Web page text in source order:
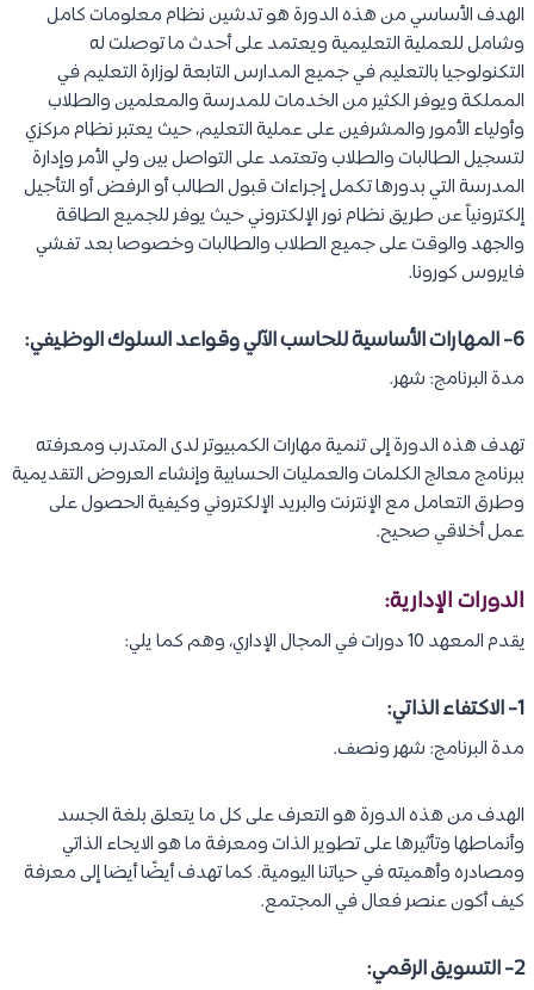
الهدف الأساسي من هذه الدورة هو تدشين نظام معلومات كامل
وشامل للعملية التعليمية ويعتمد على أحدث ما توصلت له
التكنولوجيا بالتعليم في جميع المدارس التابعة لوزارة التعليم في
المملكة ويوفر الكثير من الخدمات للمدرسة والمعلمين والطلاب
وأولياء الأمور والمشرفين على عملية التعليم، حيث يعتبر نظام مركزي
لتسجيل الطالبات والطلاب وتعتمد على التواصل بين ولي الأمر وإدارة
المدرسة التي بدورها تكمل إجراءات قبول الطالب أو الرفض أو التأجيل
إلكترونياً عن طريق نظام نور الإلكتروني حيث يوفر للجميع الطاقة
والجهد والوقت على جميع الطلاب والطالبات وخصوصا بعد تفشي
فايروس كورونا.
6- المهارات الأساسية للحاسب الآلي وقواعد السلوك الوظيفي:
مدة البرنامج: شهر.
تهدف هذه الدورة إلى تنمية مهارات الكمبيوتر لدى المتدرب ومعرفته
ببرنامج معالج الكلمات والعمليات الحسابية وإنشاء العروض التقديمية
وطرق التعامل مع الإنترنت والبريد الإلكتروني وكيفية الحصول على
عمل أخلاقي صحيح.
الدورات الإدارية:
يقدم المعهد 10 دورات في المجال الإداري، وهم كما يلي:
1- الاكتفاء الذاتي:
مدة البرنامج: شهر ونصف.
الهدف من هذه الدورة هو التعرف على كل ما يتعلق بلغة الجسد
وأنماطها وتأثيرها على تطوير الذات ومعرفة ما هو الايحاء الذاتي
ومصادره وأهميته في حياتنا اليومية. كما تهدف أيضًا أيضا إلى معرفة
كيف أكون عنصر فعال في المجتمع.
2- التسويق الرقمي: